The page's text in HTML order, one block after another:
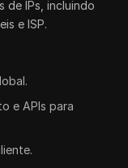
de IPs, incluindo
e ISP.
e APIs para